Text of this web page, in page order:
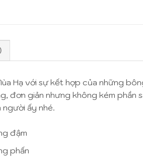
Hạ với sự kết hợp của những
đơn giản nhưng không kém phần
ấy nhé.
đậm
phấn